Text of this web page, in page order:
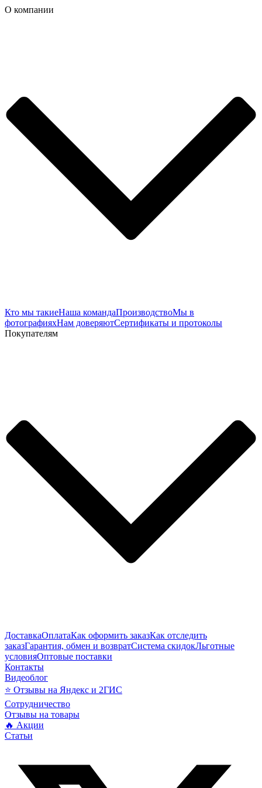
О компании
Кто мы такиеНаша командаПроизводствоМы в
фотографияхНам доверяютСертификаты и протоколы
Покупателям
ДоставкаОплатаКак оформить заказКак отследить
заказГарантия, обмен и возвратСистема скидокЛьготные
условияОптовые поставки
Контакты
Видеоблог
⭐ Отзывы на Яндекс и 2ГИС
Сотрудничество
Отзывы на товары
🔥 Акции
Статьи